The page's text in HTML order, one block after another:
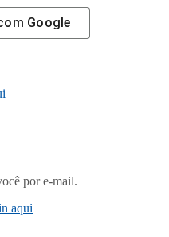
Google
por e-mail.
aqui